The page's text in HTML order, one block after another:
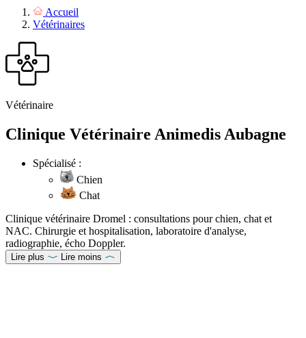
Accueil
Vétérinaires
Vétérinaire
Clinique Vétérinaire Animedis Aubagne
Spécialisé :
Chien
Chat
Clinique vétérinaire Dromel : consultations pour chien, chat et
NAC. Chirurgie et hospitalisation, laboratoire d'analyse,
radiographie, écho Doppler.
Lire plus Lire moins